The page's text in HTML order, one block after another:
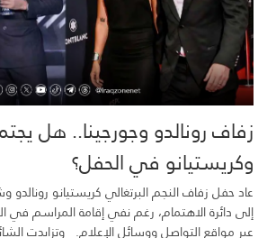
زفاف رونالدو وجورجينا.. هل
وكريستيانو في الحفل؟
عاد حفل زفاف النجم البرتغالي كريستيانو رونالدو
إلى دائرة الاهتمام، رغم نفي إقامة المراسم في
عبر مواقع التواصل ووسائل الإعلام. وتزايدت